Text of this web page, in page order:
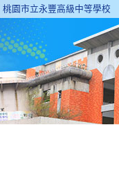
桃園市立永豐高級中等學校